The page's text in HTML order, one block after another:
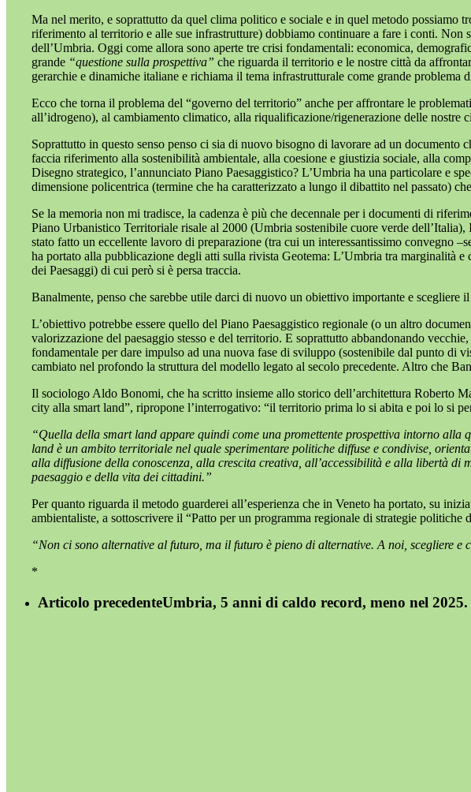
Ma nel merito, e soprattutto da quel clima politico e sociale e in quel metodo
riferimento al territorio e alle sue infrastrutture) dobbiamo continuare a fare i conti. Non
dell’Umbria. Oggi come allora sono aperte tre crisi fondamentali: economica,
grande “questione sulla prospettiva” che riguarda il territorio e le nostre città da
gerarchie e dinamiche italiane e richiama il tema infrastrutturale come grande problema
Ecco che torna il problema del “governo del territorio” anche per affrontare le
all’idrogeno), al cambiamento climatico, alla riqualificazione/rigenerazione delle nostre
Soprattutto in questo senso penso ci sia di nuovo bisogno di lavorare ad un
faccia riferimento alla sostenibilità ambientale, alla coesione e giustizia sociale, alla
Disegno strategico, l’annunciato Piano Paesaggistico? L’Umbria ha una particolare e
dimensione policentrica (termine che ha caratterizzato a lungo il dibattito nel passato)
Se la memoria non mi tradisce, la cadenza è più che decennale per i documenti di
Piano Urbanistico Territoriale risale al 2000 (Umbria sostenibile cuore verde
stato fatto un eccellente lavoro di preparazione (tra cui un interessantissimo convegno
ha portato alla pubblicazione degli atti sulla rivista Geotema: L’Umbria tra marginalità
dei Paesaggi) di cui però si è persa traccia.
Banalmente, penso che sarebbe utile darci di nuovo un obiettivo importante e
L’obiettivo potrebbe essere quello del Piano Paesaggistico regionale (o un altro
valorizzazione del paesaggio stesso e del territorio. E soprattutto abbandonando
fondamentale per dare impulso ad una nuova fase di sviluppo (sostenibile dal punto di
cambiato nel profondo la struttura del modello legato al secolo precedente. Altro che
Il sociologo Aldo Bonomi, che ha scritto insieme allo storico dell’architettura Roberto
city alla smart land”, ripropone l’interrogativo: “il territorio prima lo si abita e poi lo si
“Quella della smart land appare quindi come una promettente prospettiva intorno alla
land è un ambito territoriale nel quale sperimentare politiche diffuse e condivise,
alla diffusione della conoscenza, alla crescita creativa, all’accessibilità e alla libertà
paesaggio e della vita dei cittadini.”
Per quanto riguarda il metodo guarderei all’esperienza che in Veneto ha portato, su
ambientaliste, a sottoscrivere il “Patto per un programma regionale di strategie
“Non ci sono alternative al futuro, ma il futuro è pieno di alternative. A noi, scegliere e
*
Articolo precedenteUmbria, 5 anni di caldo record, meno nel